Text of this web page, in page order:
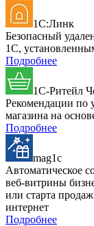
1С:Линк
Безопасный
1С,
Подробнее
1C-Ритейл
Рекомендации по
магазина на
Подробнее
mag1c
Автоматическое
веб-витрины
или старта продаж
интернет
Подробнее